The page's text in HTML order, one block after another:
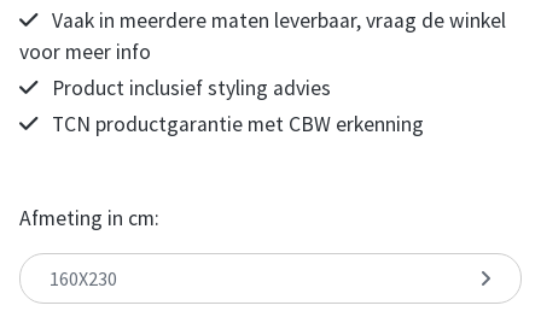
Vaak in meerdere maten leverbaar, vraag de winkel
voor meer info
Product inclusief styling advies
TCN productgarantie met CBW erkenning
Afmeting in cm:
160X230